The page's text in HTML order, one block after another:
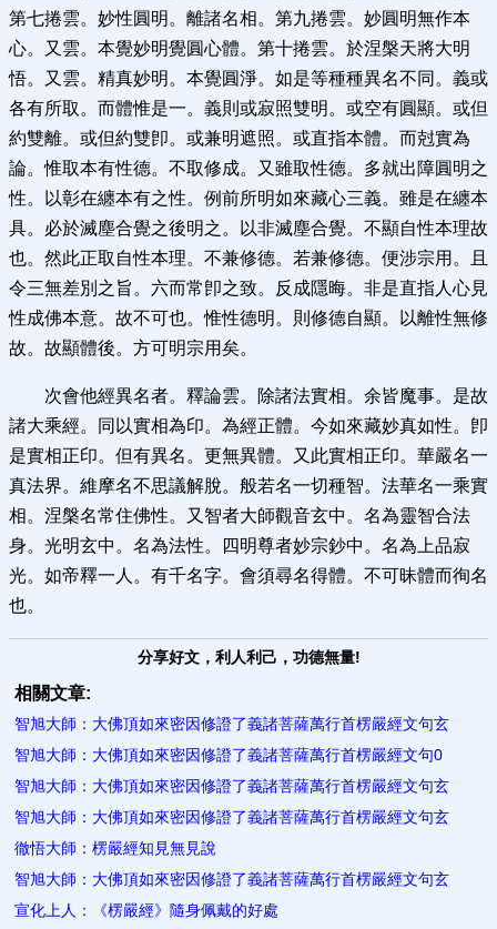
第七捲雲。妙性圓明。離諸名相。第九捲雲。妙圓明無作本
心。又雲。本覺妙明覺圓心體。第十捲雲。於涅槃天將大明
悟。又雲。精真妙明。本覺圓淨。如是等種種異名不同。義或
各有所取。而體惟是一。義則或寂照雙明。或空有圓顯。或但
約雙離。或但約雙卽。或兼明遮照。或直指本體。而尅實為
論。惟取本有性德。不取修成。又雖取性德。多就出障圓明之
性。以彰在纏本有之性。例前所明如來藏心三義。雖是在纏本
具。必於滅塵合覺之後明之。以非滅塵合覺。不顯自性本理故
也。然此正取自性本理。不兼修德。若兼修德。便涉宗用。且
令三無差別之旨。六而常卽之致。反成隱晦。非是直指人心見
性成佛本意。故不可也。惟性德明。則修德自顯。以離性無修
故。故顯體後。方可明宗用矣。
次會他經異名者。釋論雲。除諸法實相。余皆魔事。是故
諸大乘經。同以實相為印。為經正體。今如來藏妙真如性。卽
是實相正印。但有異名。更無異體。又此實相正印。華嚴名一
真法界。維摩名不思議解脫。般若名一切種智。法華名一乘實
相。涅槃名常住佛性。又智者大師觀音玄中。名為靈智合法
身。光明玄中。名為法性。四明尊者妙宗鈔中。名為上品寂
光。如帝釋一人。有千名字。會須尋名得體。不可昧體而徇名
也。
分享好文，利人利己，功德無量!
相關文章:
智旭大師：大佛頂如來密因修證了義諸菩薩萬行首楞嚴經文句玄
智旭大師：大佛頂如來密因修證了義諸菩薩萬行首楞嚴經文句0
智旭大師：大佛頂如來密因修證了義諸菩薩萬行首楞嚴經文句玄
智旭大師：大佛頂如來密因修證了義諸菩薩萬行首楞嚴經文句玄
徹悟大師：楞嚴經知見無見說
智旭大師：大佛頂如來密因修證了義諸菩薩萬行首楞嚴經文句玄
宣化上人：《楞嚴經》隨身佩戴的好處